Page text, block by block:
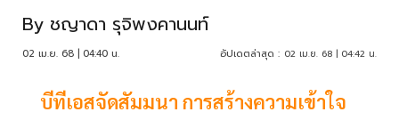
By ชญาดา รุจิพงคานนท์
02 เม.ย. 68 | 04:40 น. อัปเดตล่าสุด : 02 เม.ย. 68 | 04:42 น.
บีทีเอสจัดสัมมนา การสร้างความเข้าใจ